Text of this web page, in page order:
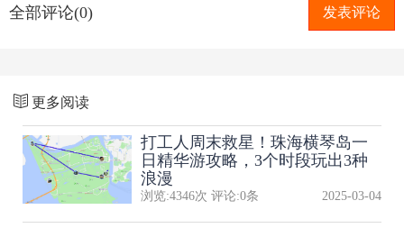
全部评论(0) 发表评论
更多阅读
打工人周末救星！珠海横琴岛一
日精华游攻略，3个时段玩出3种
浪漫
浏览:4346次 评论:0条 2025-03-04